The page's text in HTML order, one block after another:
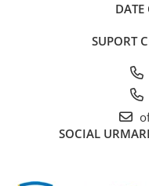
DATE
SUPORT
SOCIAL